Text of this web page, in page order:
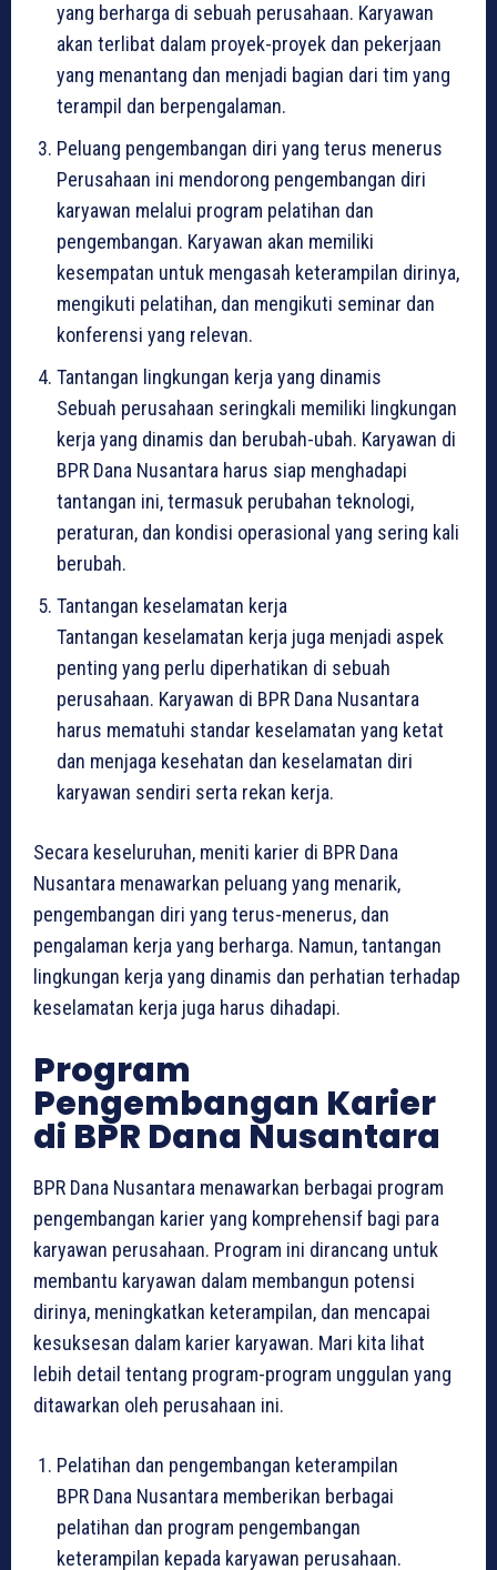
yang berharga di sebuah perusahaan. Karyawan
akan terlibat dalam proyek-proyek dan pekerjaan
yang menantang dan menjadi bagian dari tim yang
terampil dan berpengalaman.
Peluang pengembangan diri yang terus menerus
Perusahaan ini mendorong pengembangan diri
karyawan melalui program pelatihan dan
pengembangan. Karyawan akan memiliki
kesempatan untuk mengasah keterampilan dirinya,
mengikuti pelatihan, dan mengikuti seminar dan
konferensi yang relevan.
Tantangan lingkungan kerja yang dinamis
Sebuah perusahaan seringkali memiliki lingkungan
kerja yang dinamis dan berubah-ubah. Karyawan di
BPR Dana Nusantara harus siap menghadapi
tantangan ini, termasuk perubahan teknologi,
peraturan, dan kondisi operasional yang sering kali
berubah.
Tantangan keselamatan kerja
Tantangan keselamatan kerja juga menjadi aspek
penting yang perlu diperhatikan di sebuah
perusahaan. Karyawan di BPR Dana Nusantara
harus mematuhi standar keselamatan yang ketat
dan menjaga kesehatan dan keselamatan diri
karyawan sendiri serta rekan kerja.
Secara keseluruhan, meniti karier di BPR Dana
Nusantara menawarkan peluang yang menarik,
pengembangan diri yang terus-menerus, dan
pengalaman kerja yang berharga. Namun, tantangan
lingkungan kerja yang dinamis dan perhatian terhadap
keselamatan kerja juga harus dihadapi.
Program
Pengembangan Karier
di BPR Dana Nusantara
BPR Dana Nusantara menawarkan berbagai program
pengembangan karier yang komprehensif bagi para
karyawan perusahaan. Program ini dirancang untuk
membantu karyawan dalam membangun potensi
dirinya, meningkatkan keterampilan, dan mencapai
kesuksesan dalam karier karyawan. Mari kita lihat
lebih detail tentang program-program unggulan yang
ditawarkan oleh perusahaan ini.
Pelatihan dan pengembangan keterampilan
BPR Dana Nusantara memberikan berbagai
pelatihan dan program pengembangan
keterampilan kepada karyawan perusahaan.